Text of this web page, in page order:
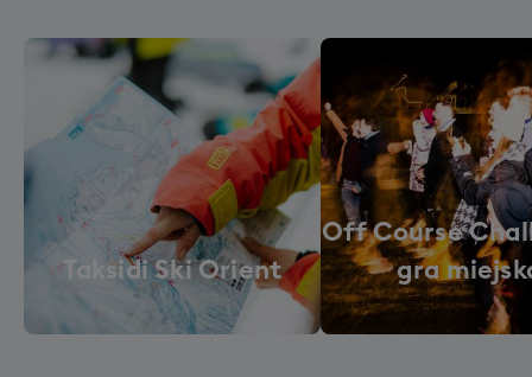
Taksidi Ski Orient
Off Course
gra